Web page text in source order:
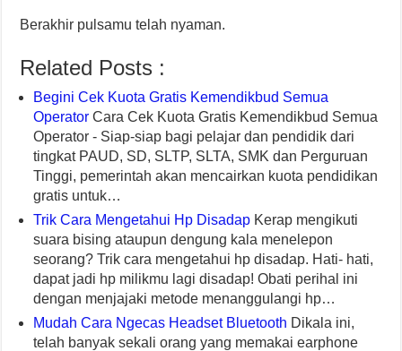
Berakhir pulsamu telah nyaman.
Related Posts :
Begini Cek Kuota Gratis Kemendikbud Semua
Operator Cara Cek Kuota Gratis Kemendikbud Semua
Operator - Siap-siap bagi pelajar dan pendidik dari
tingkat PAUD, SD, SLTP, SLTA, SMK dan Perguruan
Tinggi, pemerintah akan mencairkan kuota pendidikan
gratis untuk…
Trik Cara Mengetahui Hp Disadap Kerap mengikuti
suara bising ataupun dengung kala menelepon
seorang? Trik cara mengetahui hp disadap. Hati- hati,
dapat jadi hp milikmu lagi disadap! Obati perihal ini
dengan menjajaki metode menanggulangi hp…
Mudah Cara Ngecas Headset Bluetooth Dikala ini,
telah banyak sekali orang yang memakai earphone